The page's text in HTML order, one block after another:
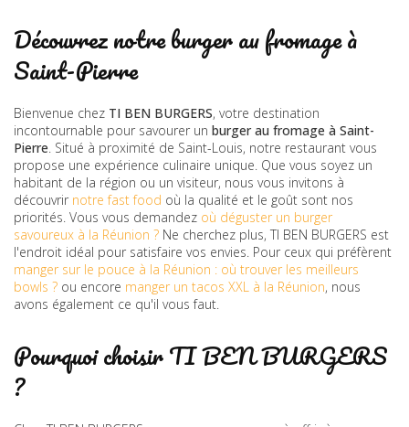
Découvrez notre burger au fromage à
Saint-Pierre
Bienvenue chez TI BEN BURGERS, votre destination
incontournable pour savourer un burger au fromage à Saint-
Pierre. Situé à proximité de Saint-Louis, notre restaurant vous
propose une expérience culinaire unique. Que vous soyez un
habitant de la région ou un visiteur, nous vous invitons à
découvrir notre fast food où la qualité et le goût sont nos
priorités. Vous vous demandez où déguster un burger
savoureux à la Réunion ? Ne cherchez plus, TI BEN BURGERS est
l'endroit idéal pour satisfaire vos envies. Pour ceux qui préfèrent
manger sur le pouce à la Réunion : où trouver les meilleurs
bowls ? ou encore manger un tacos XXL à la Réunion, nous
avons également ce qu'il vous faut.
Pourquoi choisir TI BEN BURGERS
?